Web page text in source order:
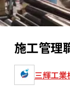
施工管理
三輝工業